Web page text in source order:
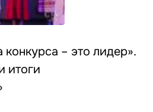
– это лидер».
итоги